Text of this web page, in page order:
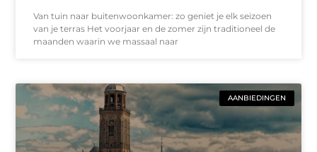
Van tuin naar buitenwoonkamer: zo geniet je elk seizoen
van je terras Het voorjaar en de zomer zijn traditioneel de
maanden waarin we massaal naar
AANBIEDINGEN